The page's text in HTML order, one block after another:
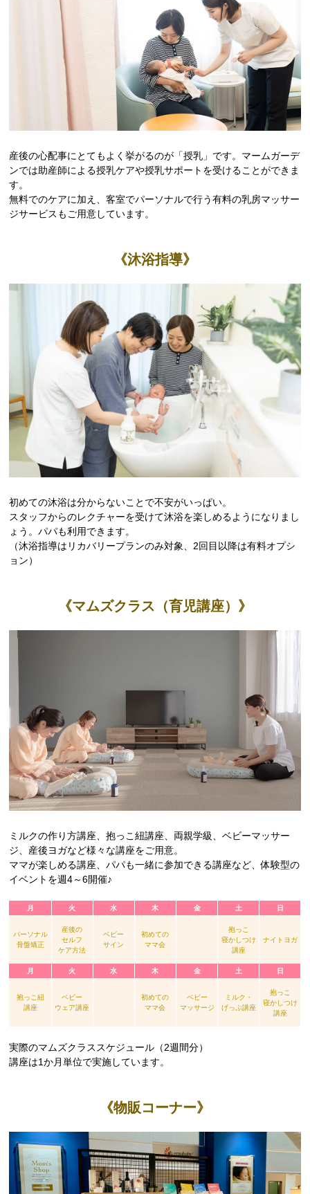
産後の心配事にとてもよく挙がるのが「授乳」です。マームガーデ
ンでは助産師による授乳ケアや授乳サポートを受けることができま
す。
無料でのケアに加え、客室でパーソナルで行う有料の乳房マッサー
ジサービスもご用意しています。
《沐浴指導》
初めての沐浴は分からないことで不安がいっぱい。
スタッフからのレクチャーを受けて沐浴を楽しめるようになりまし
ょう。パパも利用できます。
（沐浴指導はリカバリープランのみ対象、2回目以降は有料オプシ
ョン）
《マムズクラス（育児講座）》
ミルクの作り方講座、抱っこ紐講座、両親学級、ベビーマッサー
ジ、産後ヨガなど様々な講座をご用意。
ママが楽しめる講座、パパも一緒に参加できる講座など、体験型の
イベントを週4～6開催♪
月
パーソナル
骨盤矯正
月
抱っこ紐
講座
火
産後の
セルフ
ケア方法
火
ベビー
ウェア講座
水
ベビー
サイン
水
木
初めての
ママ会
木
初めての
ママ会
金
金
ベビー
マッサージ
土
抱っこ
寝かしつけ
講座
土
ミルク・
げっぷ講座
日
ナイトヨガ
日
抱っこ
寝かしつけ
講座
実際のマムズクラススケジュール（2週間分）
講座は1か月単位で実施しています。
《物販コーナー》